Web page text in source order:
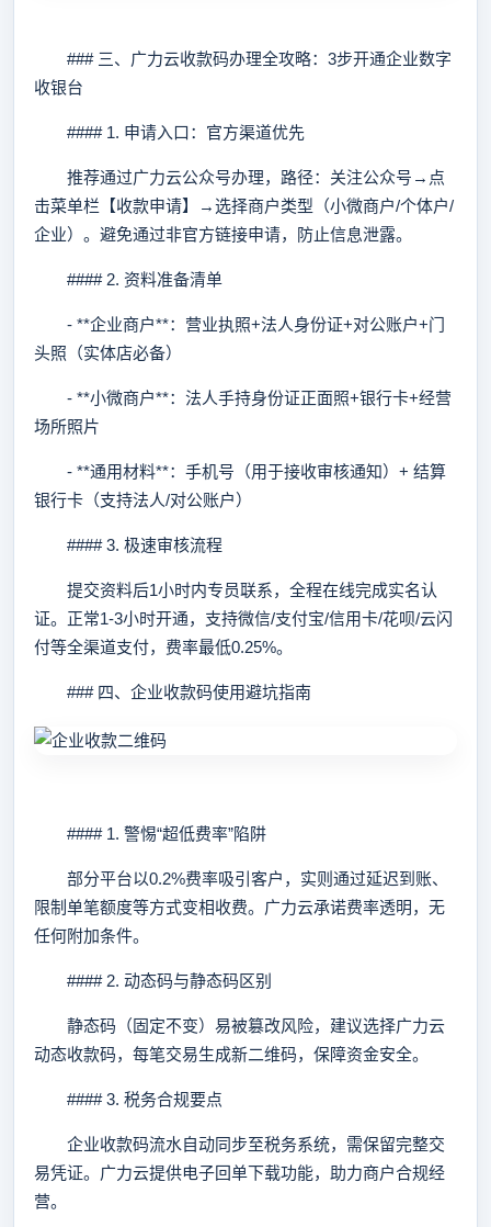
### 三、广力云收款码办理全攻略：3步开通企业数字
收银台
#### 1. 申请入口：官方渠道优先
推荐通过广力云公众号办理，路径：关注公众号→点
击菜单栏【收款申请】→选择商户类型（小微商户/个体户/
企业）。避免通过非官方链接申请，防止信息泄露。
#### 2. 资料准备清单
- **企业商户**：营业执照+法人身份证+对公账户+门
头照（实体店必备）
- **小微商户**：法人手持身份证正面照+银行卡+经营
场所照片
- **通用材料**：手机号（用于接收审核通知）+ 结算
银行卡（支持法人/对公账户）
#### 3. 极速审核流程
提交资料后1小时内专员联系，全程在线完成实名认
证。正常1-3小时开通，支持微信/支付宝/信用卡/花呗/云闪
付等全渠道支付，费率最低0.25%。
### 四、企业收款码使用避坑指南
#### 1. 警惕“超低费率”陷阱
部分平台以0.2%费率吸引客户，实则通过延迟到账、
限制单笔额度等方式变相收费。广力云承诺费率透明，无
任何附加条件。
#### 2. 动态码与静态码区别
静态码（固定不变）易被篡改风险，建议选择广力云
动态收款码，每笔交易生成新二维码，保障资金安全。
#### 3. 税务合规要点
企业收款码流水自动同步至税务系统，需保留完整交
易凭证。广力云提供电子回单下载功能，助力商户合规经
营。